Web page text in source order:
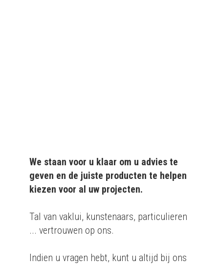
We staan voor u klaar om u advies te
geven en de juiste producten te helpen
kiezen voor al uw projecten.
Tal van vaklui, kunstenaars, particulieren
... vertrouwen op ons.
Indien u vragen hebt, kunt u altijd bij ons